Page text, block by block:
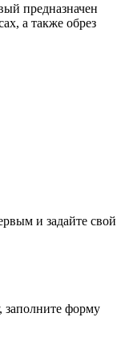
предназначен
а также обрез
и задайте свой
заполните форму